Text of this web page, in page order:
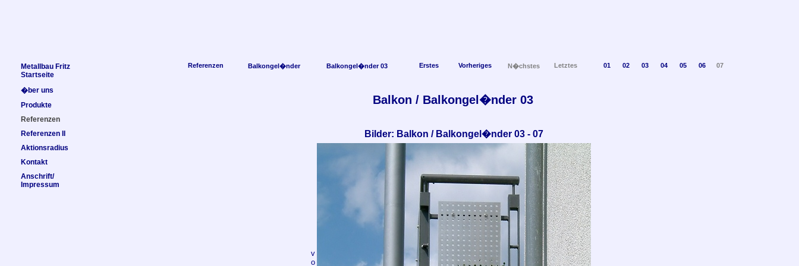
Referenzen Balkongel�nder Balkongel�nder 03 Erstes Vorheriges N�chstes Letztes 01 02 03 04 05 06 07
Balkon / Balkongel�nder 03
v
o
Bilder: Balkon / Balkongel�nder 03 - 07
Metallbau Fritz
Startseite
�ber uns
Produkte
Referenzen
Referenzen II
Aktionsradius
Kontakt
Anschrift/
Impressum